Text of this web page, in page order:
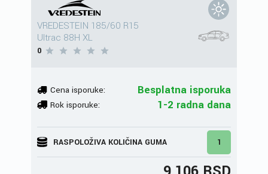
VREDESTEIN 185/60 R15
Ultrac 88H XL
0
Cena isporuke: Besplatna isporuka
Rok isporuke: 1-2 radna dana
RASPOLOŽIVA KOLIČINA GUMA 1